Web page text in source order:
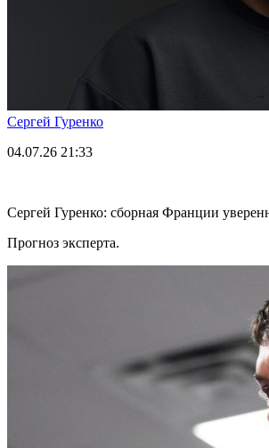
Сергей Гуренко
04.07.26 21:33
Сергей Гуренко: сборная Франции
Прогноз эксперта.